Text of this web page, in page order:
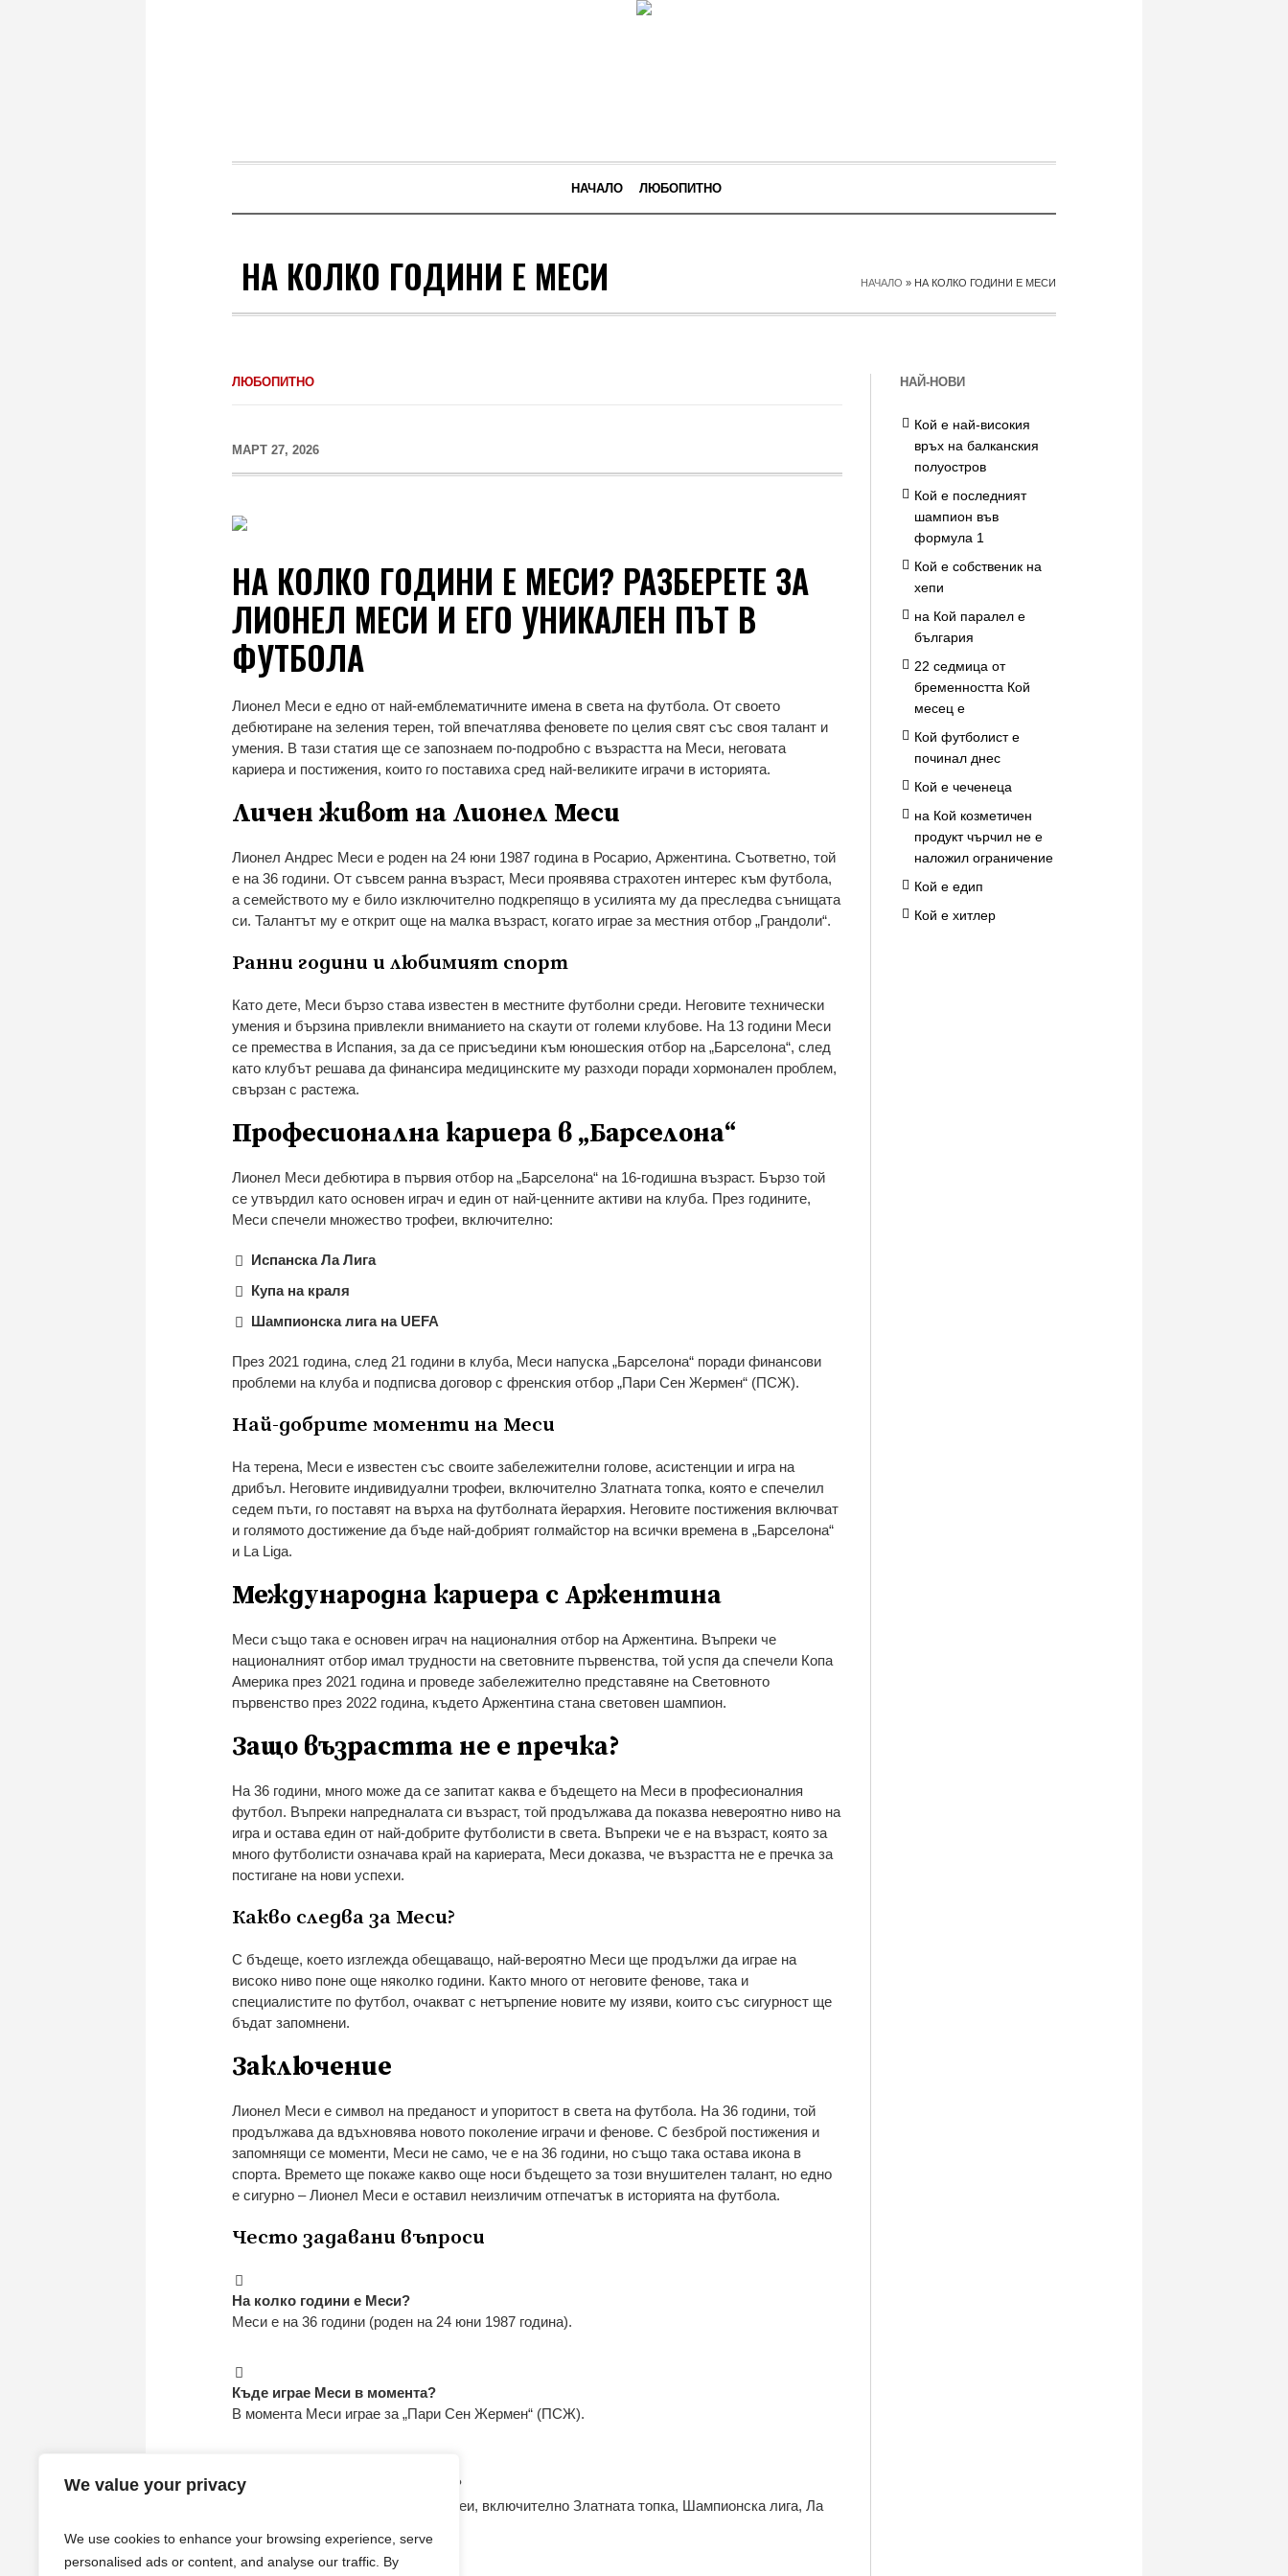
We value your privacy
We use cookies to enhance your browsing experience, serve
personalised ads or content, and analyse our traffic. By
НАЧАЛО ЛЮБОПИТНО
НА КОЛКО ГОДИНИ Е МЕСИ НАЧАЛО » НА КОЛКО ГОДИНИ Е МЕСИ
ЛЮБОПИТНО
МАРТ 27, 2026
НА КОЛКО ГОДИНИ Е МЕСИ? РАЗБЕРЕТЕ ЗА
ЛИОНЕЛ МЕСИ И ЕГО УНИКАЛЕН ПЪТ В
ФУТБОЛА
Лионел Меси е едно от най-емблематичните имена в света на футбола. От своето
дебютиране на зеления терен, той впечатлява феновете по целия свят със своя талант и
умения. В тази статия ще се запознаем по-подробно с възрастта на Меси, неговата
кариера и постижения, които го поставиха сред най-великите играчи в историята.
Личен живот на Лионел Меси
Лионел Андрес Меси е роден на 24 юни 1987 година в Росарио, Аржентина. Съответно, той
е на 36 години. От съвсем ранна възраст, Меси проявява страхотен интерес към футбола,
а семейството му е било изключително подкрепящо в усилията му да преследва сънищата
си. Талантът му е открит още на малка възраст, когато играе за местния отбор „Грандоли“.
Ранни години и любимият спорт
Като дете, Меси бързо става известен в местните футболни среди. Неговите технически
умения и бързина привлекли вниманието на скаути от големи клубове. На 13 години Меси
се премества в Испания, за да се присъедини към юношеския отбор на „Барселона“, след
като клубът решава да финансира медицинските му разходи поради хормонален проблем,
свързан с растежа.
Професионална кариера в „Барселона“
Лионел Меси дебютира в първия отбор на „Барселона“ на 16-годишна възраст. Бързо той
се утвърдил като основен играч и един от най-ценните активи на клуба. През годините,
Меси спечели множество трофеи, включително:
Испанска Ла Лига
Купа на краля
Шампионска лига на UEFA
През 2021 година, след 21 години в клуба, Меси напуска „Барселона“ поради финансови
проблеми на клуба и подписва договор с френския отбор „Пари Сен Жермен“ (ПСЖ).
Най-добрите моменти на Меси
На терена, Меси е известен със своите забележителни голове, асистенции и игра на
дрибъл. Неговите индивидуални трофеи, включително Златната топка, която е спечелил
седем пъти, го поставят на върха на футболната йерархия. Неговите постижения включват
и голямото достижение да бъде най-добрият голмайстор на всички времена в „Барселона“
и La Liga.
Международна кариера с Аржентина
Меси също така е основен играч на националния отбор на Аржентина. Въпреки че
националният отбор имал трудности на световните първенства, той успя да спечели Копа
Америка през 2021 година и проведе забележително представяне на Световното
първенство през 2022 година, където Аржентина стана световен шампион.
Защо възрастта не е пречка?
На 36 години, много може да се запитат каква е бъдещето на Меси в професионалния
футбол. Въпреки напредналата си възраст, той продължава да показва невероятно ниво на
игра и остава един от най-добрите футболисти в света. Въпреки че е на възраст, която за
много футболисти означава край на кариерата, Меси доказва, че възрастта не е пречка за
постигане на нови успехи.
Какво следва за Меси?
С бъдеще, което изглежда обещаващо, най-вероятно Меси ще продължи да играе на
високо ниво поне още няколко години. Както много от неговите фенове, така и
специалистите по футбол, очакват с нетърпение новите му изяви, които със сигурност ще
бъдат запомнени.
Заключение
Лионел Меси е символ на преданост и упоритост в света на футбола. На 36 години, той
продължава да вдъхновява новото поколение играчи и фенове. С безброй постижения и
запомнящи се моменти, Меси не само, че е на 36 години, но също така остава икона в
спорта. Времето ще покаже какво още носи бъдещето за този внушителен талант, но едно
е сигурно – Лионел Меси е оставил неизличим отпечатък в историята на футбола.
Често задавани въпроси
На колко години е Меси?
Меси е на 36 години (роден на 24 юни 1987 година).
Къде играе Меси в момента?
В момента Меси играе за „Пари Сен Жермен“ (ПСЖ).
Какви трофеи е спечелил Меси?
Меси е спечелил множество трофеи, включително Златната топка, Шампионска лига, Ла
НАЙ-НОВИ
Кой е най-високия
връх на балканския
полуостров
Кой е последният
шампион във
формула 1
Кой е собственик на
хепи
на Кой паралел е
българия
22 седмица от
бременността Кой
месец е
Кой футболист е
починал днес
Кой е чеченеца
на Кой козметичен
продукт чърчил не е
наложил ограничение
Кой е едип
Кой е хитлер